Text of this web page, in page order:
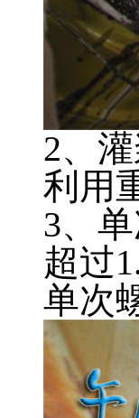
2、
利用
3、
超过
单次